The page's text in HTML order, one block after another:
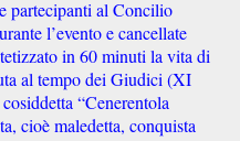
partecipanti al Concilio
l’evento e cancellate
in 60 minuti la vita di
al tempo dei Giudici (XI
“Cenerentola
cioè maledetta, conquista